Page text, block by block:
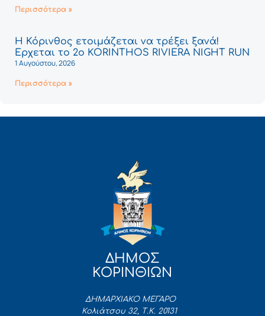
Περισσότερα »
Η Κόρινθος ετοιμάζεται να τρέξει ξανά!
Έρχεται το 2ο KORINTHOS RIVIERA NIGHT RUN
1 Αυγούστου, 2026
Περισσότερα »
ΔΗΜΟΣ
ΚΟΡΙΝΘΙΩΝ
ΔΗΜΑΡΧΙΑΚΟ ΜΕΓΑΡΟ
Κολιάτσου 32, Τ.Κ. 20131